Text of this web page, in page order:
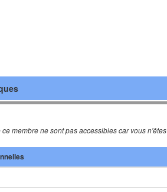
membre ne sont pas accessibles car vous